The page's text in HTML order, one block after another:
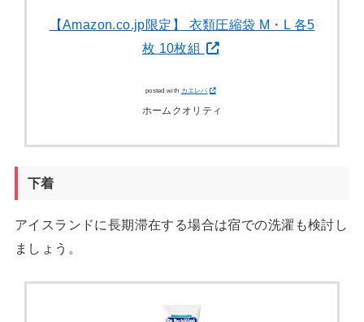
【Amazon.co.jp限定】 衣類圧縮袋 M・L 各5
枚 10枚組
posted with カエレバ
ホームクオリティ
下着
アイスランドに長期滞在する場合は宿での洗濯も検討し
ましょう。